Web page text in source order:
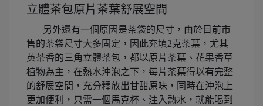
立體茶包原片茶葉舒展空間
另外還有一個原因是茶袋的尺寸，由於目前市
售的茶袋尺寸大多固定，因此充填2克茶葉，尤其
英茶香的三角立體茶包，都以原片茶葉、花果香草
植物為主，在熱水沖泡之下，每片茶葉得以有完整
的舒展空間，充分釋放出甘甜原味，同時在沖泡上
更加便利，只需一個馬克杯、注入熱水，就能喝到